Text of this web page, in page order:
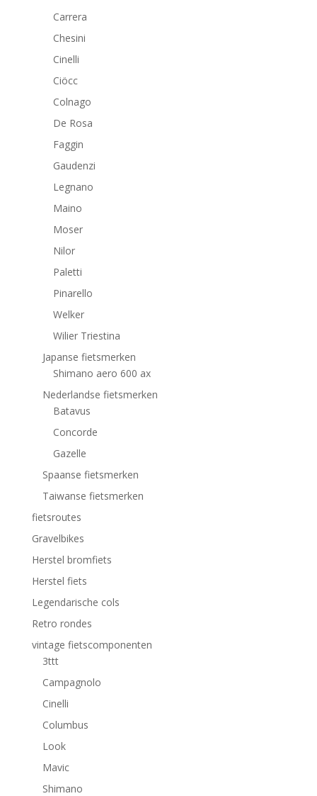
Carrera
Chesini
Cinelli
Ciöcc
Colnago
De Rosa
Faggin
Gaudenzi
Legnano
Maino
Moser
Nilor
Paletti
Pinarello
Welker
Wilier Triestina
Japanse fietsmerken
Shimano aero 600 ax
Nederlandse fietsmerken
Batavus
Concorde
Gazelle
Spaanse fietsmerken
Taiwanse fietsmerken
fietsroutes
Gravelbikes
Herstel bromfiets
Herstel fiets
Legendarische cols
Retro rondes
vintage fietscomponenten
3ttt
Campagnolo
Cinelli
Columbus
Look
Mavic
Shimano